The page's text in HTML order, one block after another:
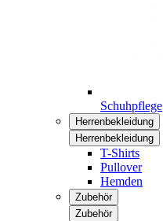
Schuhpflege
Herrenbekleidung
Herrenbekleidung
T-Shirts
Pullover
Hemden
Zubehör
Zubehör